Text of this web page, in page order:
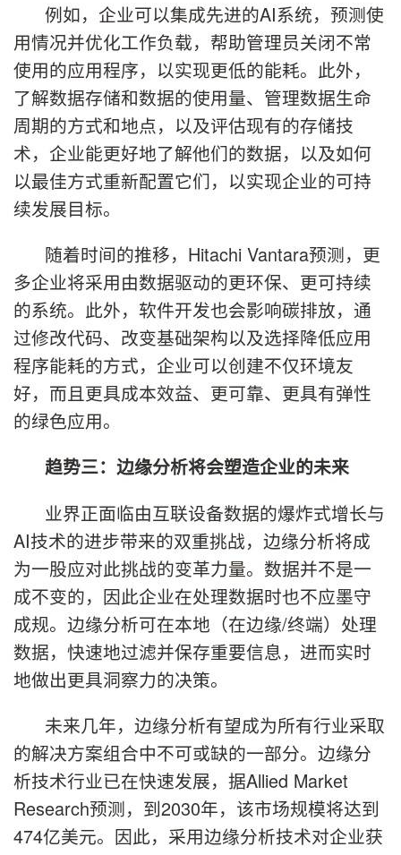
例如，企业可以集成先进的AI系统，预测使
用情况并优化工作负载，帮助管理员关闭不常
使用的应用程序，以实现更低的能耗。此外，
了解数据存储和数据的使用量、管理数据生命
周期的方式和地点，以及评估现有的存储技
术，企业能更好地了解他们的数据，以及如何
以最佳方式重新配置它们，以实现企业的可持
续发展目标。
随着时间的推移，Hitachi Vantara预测，更
多企业将采用由数据驱动的更环保、更可持续
的系统。此外，软件开发也会影响碳排放，通
过修改代码、改变基础架构以及选择降低应用
程序能耗的方式，企业可以创建不仅环境友
好，而且更具成本效益、更可靠、更具有弹性
的绿色应用。
趋势三：边缘分析将会塑造企业的未来
业界正面临由互联设备数据的爆炸式增长与
AI技术的进步带来的双重挑战，边缘分析将成
为一股应对此挑战的变革力量。数据并不是一
成不变的，因此企业在处理数据时也不应墨守
成规。边缘分析可在本地（在边缘/终端）处理
数据，快速地过滤并保存重要信息，进而实时
地做出更具洞察力的决策。
未来几年，边缘分析有望成为所有行业采取
的解决方案组合中不可或缺的一部分。边缘分
析技术行业已在快速发展，据Allied Market
Research预测，到2030年，该市场规模将达到
474亿美元。因此，采用边缘分析技术对企业获